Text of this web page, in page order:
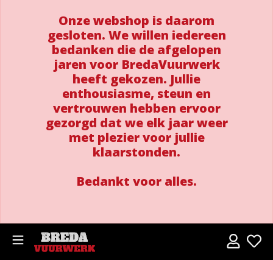
Onze webshop is daarom
gesloten. We willen iedereen
bedanken die de afgelopen
jaren voor BredaVuurwerk
heeft gekozen. Jullie
enthousiasme, steun en
vertrouwen hebben ervoor
gezorgd dat we elk jaar weer
met plezier voor jullie
klaarstonden.
Bedankt voor alles.